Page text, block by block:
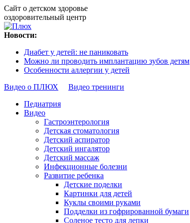
Сайт о детском здоровье
оздоровительный центр
Новости:
Диабет у детей: не паниковать
Можно ли проводить имплантацию зубов детям
Особенности аллергии у детей
Видео о ПЛЮХ
Видео тренинги
Педиатрия
Видео
Гастроэнтерология
Детская стоматология
Детский аспиратор
Детский ингалятор
Детский массаж
Инфекционные болезни
Развитие ребенка
Детские поделки
Картинки для детей
Куклы своими руками
Подделки из гофрированной бумаги
Соленое тесто для лепки